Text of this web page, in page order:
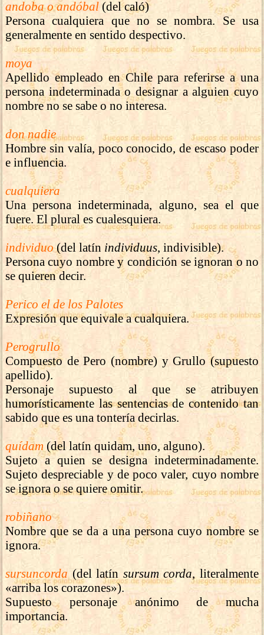
andoba o andóbal(del caló)
Persona cualquiera que no se nombra. Se usa
generalmente en sentido despectivo.
moya
Apellido empleado en Chile para referirse a una
persona indeterminada o designar a alguien cuyo
nombre no se sabe o no interesa.
don nadie
Hombre sin valía, poco conocido, de escaso poder
e influencia.
cualquiera
Una persona indeterminada, alguno, sea el que
fuere. El plural es cualesquiera.
individuo(del latín individuus, indivisible).
Persona cuyo nombre y condición se ignoran o no
se quieren decir.
Perico el de los Palotes
Expresión que equivale a cualquiera.
Perogrullo
Compuesto de Pero (nombre) y Grullo (supuesto
apellido).
Personaje supuesto al que se atribuyen
humorísticamente las sentencias de contenido tan
sabido que es una tontería decirlas.
quídam (del latín quidam, uno, alguno).
Sujeto a quien se designa indeterminadamente.
Sujeto despreciable y de poco valer, cuyo nombre
se ignora o se quiere omitir.
robiñano
Nombre que se da a una persona cuyo nombre se
ignora.
sursuncorda (del latín sursum corda, literalmente
«arriba los corazones»).
Supuesto personaje anónimo de mucha
importancia.